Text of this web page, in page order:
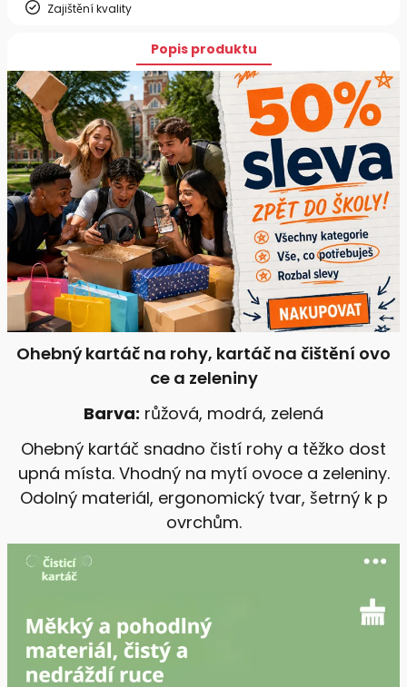
Zajištění kvality
Popis produktu
Ohebný kartáč na rohy, kartáč na čištění ovo
ce a zeleniny
Barva: růžová, modrá, zelená
Ohebný kartáč snadno čistí rohy a těžko dost
upná místa. Vhodný na mytí ovoce a zeleniny.
Odolný materiál, ergonomický tvar, šetrný k p
ovrchům.